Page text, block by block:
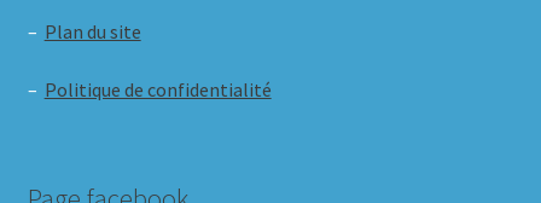
– Plan du site
– Politique de confidentialité